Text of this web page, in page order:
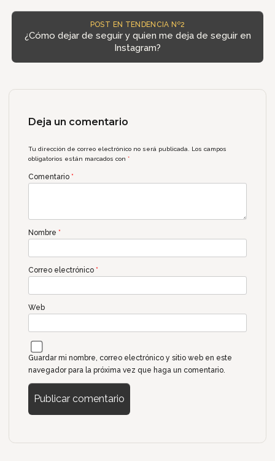
POST EN TENDENCIA Nº2
¿Cómo dejar de seguir y quien me deja de seguir en
Instagram?
Deja un comentario
Tu dirección de correo electrónico no será publicada. Los campos
obligatorios están marcados con*
Comentario *
Nombre *
Correo electrónico *
Web
Guardar mi nombre, correo electrónico y sitio web en este
navegador para la próxima vez que haga un comentario.